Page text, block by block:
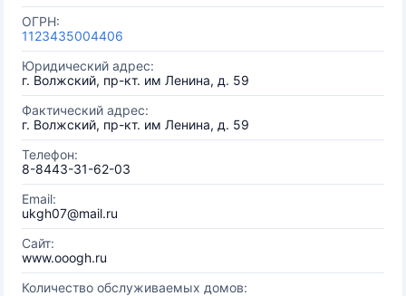
ОГРН:
1123435004406
Юридический адрес:
г. Волжский, пр-кт. им Ленина, д. 59
Фактический адрес:
г. Волжский, пр-кт. им Ленина, д. 59
Телефон:
8-8443-31-62-03
Email:
ukgh07@mail.ru
Сайт:
www.ooogh.ru
Количество обслуживаемых домов: